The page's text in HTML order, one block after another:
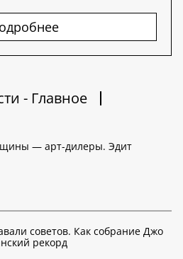
- Главное
— арт-дилеры. Эдит
советов. Как собрание Джо
рекорд